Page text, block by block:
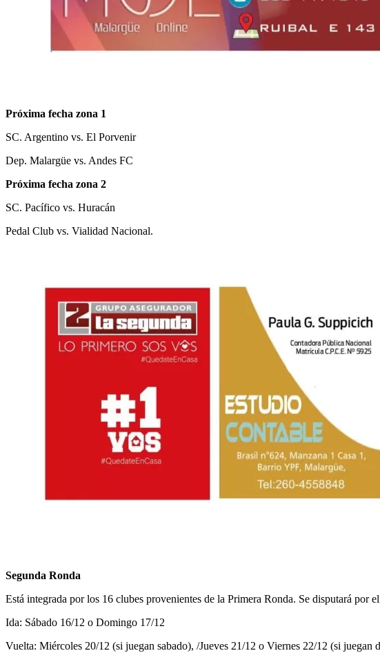
Próxima fecha zona 1
SC. Argentino vs. El Porvenir
Dep. Malargüe vs. Andes FC
Próxima fecha zona 2
SC. Pacífico vs. Huracán
Pedal Club vs. Vialidad Nacional.
Segunda Ronda
Está integrada por los 16 clubes provenientes de la Primera Ronda. Se disputará por
Ida: Sábado 16/12 o Domingo 17/12
Vuelta: Miércoles 20/12 (si juegan sabado), /Jueves 21/12 o Viernes 22/12 (si juegan